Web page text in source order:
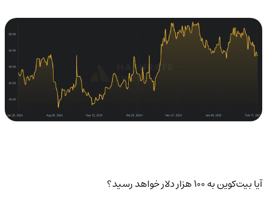
آیا بیت‌کوین به ۱۰۰ هزار دلار خواهد رسید؟